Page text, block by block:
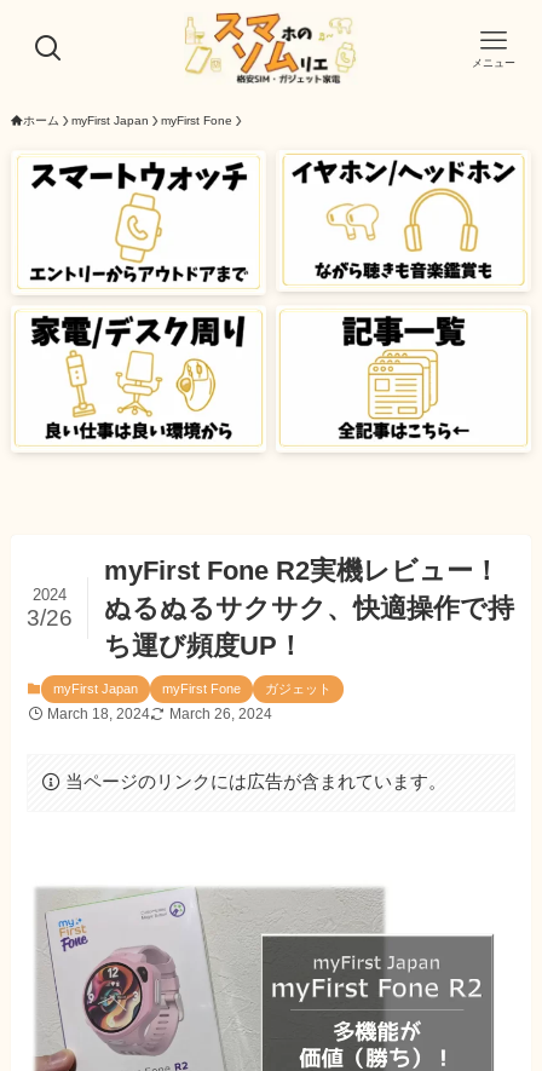
メニュー
ホーム myFirst Japan myFirst Fone
myFirst Fone R2実機レビュー！
ぬるぬるサクサク、快適操作で持
ち運び頻度UP！
2024
3/26
myFirst Japan myFirst Fone ガジェット
March 18, 2024 March 26, 2024
当ページのリンクには広告が含まれています。